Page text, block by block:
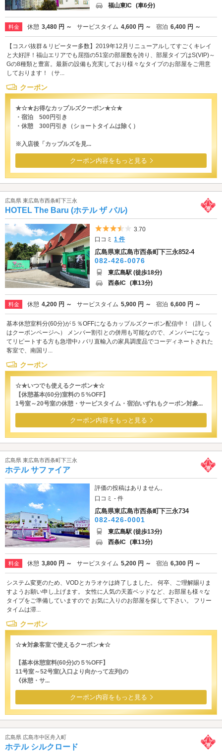
福山東IC (車6分)
料金 休憩 3,480 円 ～ サービスタイム 4,600 円 ～ 宿泊 6,400 円 ～
【コスパ抜群＆リピーター多数】2019年12月リニューアルしてすごくキレイ
と大好評！福山エリアでも屈指の51室の部屋数を誇り、部屋タイプはS(VIP)～
Gの8種類と豊富。最新の設備も充実しており様々なタイプのお部屋をご用意
しております！（サ...
クーポン
★☆★お得なカップルズクーポン★☆★
・宿泊 500円引き
・休憩 300円引き（ショートタイムは除く）
※入店後「カップルズを見...
クーポン内容をもっと見る
広島県 東広島市西条町下三永
HOTEL The Baru (ホテル ザ バル)
5つ星のうち3.5
3.70
口コミ1 件
広島県東広島市西条町下三永852-4
082-426-0076
東広島駅 (徒歩18分)
西条IC (車13分)
料金 休憩 4,200 円 ～ サービスタイム 5,900 円 ～ 宿泊 6,600 円 ～
基本休憩室料分(60分)が５％OFFになるカップルズクーポン配信中！（詳しく
はクーポンページへ） メンバー割引との併用も可能なので、メンバーになっ
てリピートする方も急増中♪ バリ直輸入の家具調度品でコーディネートされた
客室で、南国リ...
クーポン
☆★いつでも使えるクーポン★☆
【休憩基本(60分)室料の５%OFF】
1号室～20号室の休憩・サービスタイム・宿泊いずれもクーポン対象...
クーポン内容をもっと見る
広島県 東広島市西条町下三永
ホテル サファイア
評価の投稿はありません。
口コミ - 件
広島県東広島市西条町下三永734
082-426-0001
東広島駅 (徒歩13分)
西条IC (車13分)
料金 休憩 3,800 円 ～ サービスタイム 5,200 円 ～ 宿泊 6,300 円 ～
システム変更のため、VODとカラオケは終了しました。 何卒、ご理解賜りま
すようお願い申し上げます。 女性に人気の天蓋ベッドなど、お部屋も様々な
タイプをご準備していますので お気に入りのお部屋を探して下さい。 フリー
タイムは滞...
クーポン
☆★対象客室で使えるクーポン★☆
【基本休憩室料(60分)の５%OFF】
11号室～52号室(入口より向かって左列)の
《休憩・サ...
クーポン内容をもっと見る
広島県 広島市中区舟入町
ホテル シルクロード